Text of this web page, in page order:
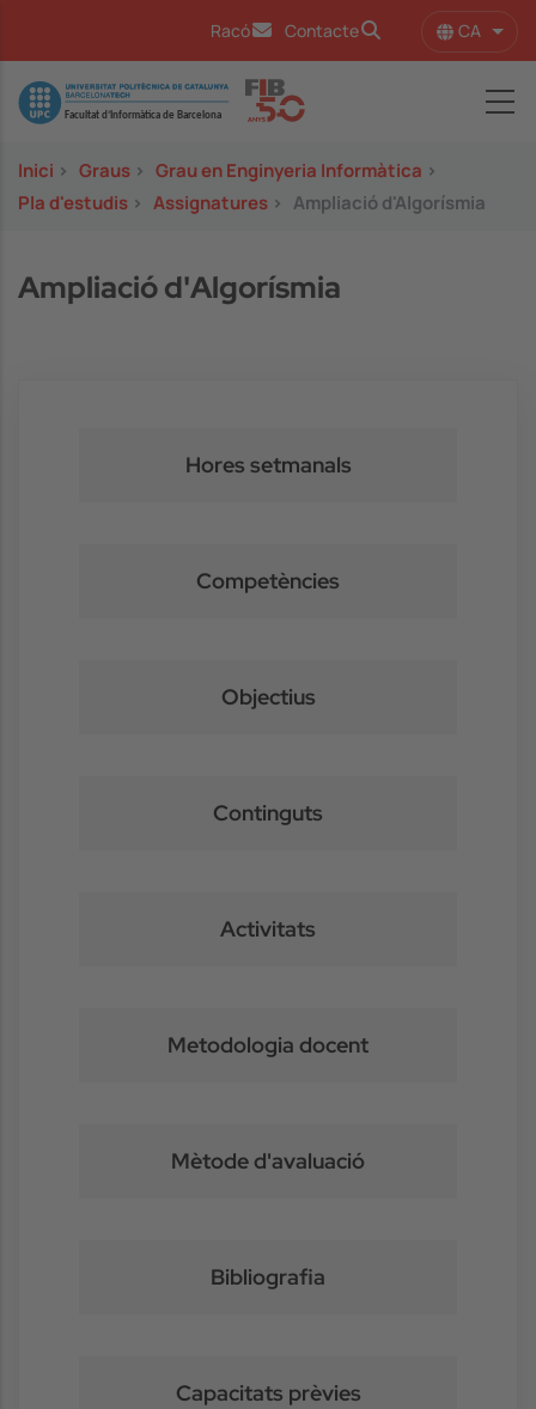
Racó Contacte CA
Image
Inici > Graus > Grau en Enginyeria Informàtica >
Pla d'estudis > Assignatures > Ampliació d'Algorísmia
Ampliació d'Algorísmia
Hores setmanals
Competències
Objectius
Continguts
Activitats
Metodologia docent
Mètode d'avaluació
Bibliografia
Capacitats prèvies